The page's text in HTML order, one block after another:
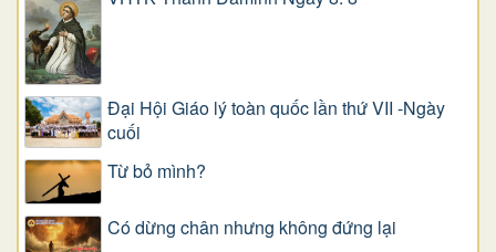
Đại Hội Giáo lý toàn quốc lần thứ VII -Ngày
cuối
Từ bỏ mình?
Có dừng chân nhưng không đứng lại